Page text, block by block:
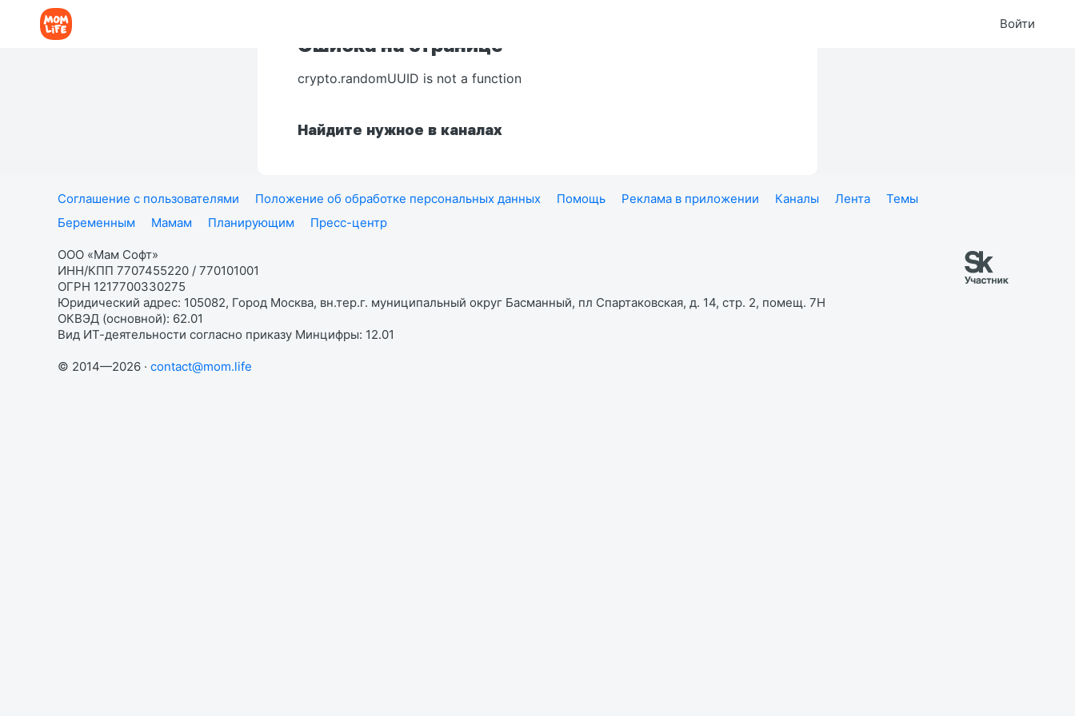
Войти
Ошибка на странице
crypto.randomUUID is not a function
Найдите нужное в каналах
Соглашение с пользователями Положение об обработке персональных данных Помощь Реклама в приложении Каналы Лента
Темы
Беременным
Мамам Планирующим Пресс-центр
ООО «Мам Софт»
ИНН/КПП 7707455220 / 770101001
ОГРН 1217700330275
Юридический адрес: 105082, Город Москва, вн.тер.г. муниципальный округ Басманный, пл Спартаковская, д. 14, стр. 2, помещ. 7Н
ОКВЭД (основной): 62.01
Вид ИТ-деятельности согласно приказу Минцифры: 12.01
© 2014—2026 · contact@mom.life